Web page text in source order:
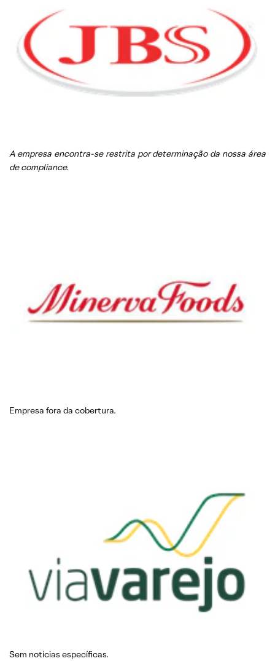
A empresa encontra-se restrita por determinação da nossa área
de compliance.
Empresa fora da cobertura.
Sem notícias específicas.